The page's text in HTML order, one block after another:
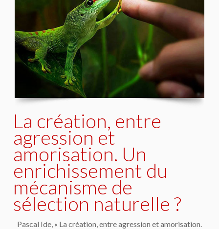
La création, entre
agression et
amorisation. Un
enrichissement du
mécanisme de
sélection naturelle ?
Pascal Ide, « La création, entre agression et amorisation.